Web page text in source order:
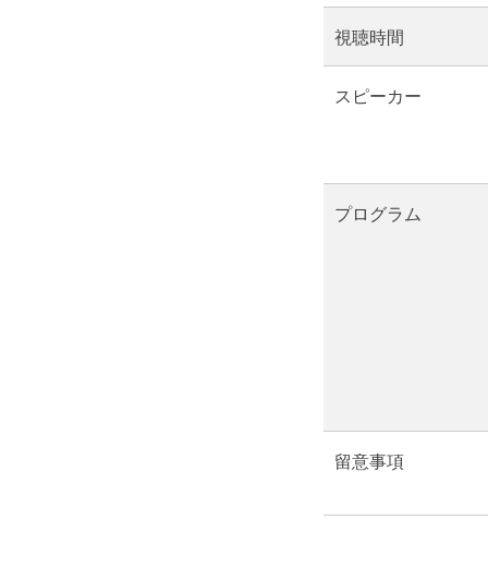
視聴時間
スピーカー
プログラム
留意事項